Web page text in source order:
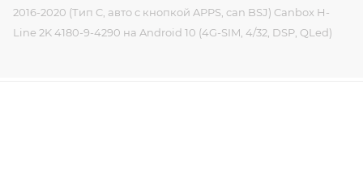
2016-2020 (Тип C, авто с кнопкой APPS, can BSJ) Canbox H-
Line 2K 4180-9-4290 на Android 10 (4G-SIM, 4/32, DSP, QLed)